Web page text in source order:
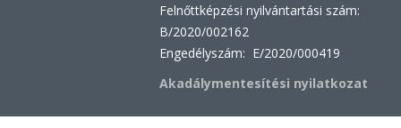
Felnőttképzési nyilvántartási szám:
B/2020/002162
Engedélyszám: E/2020/000419
Akadálymentesítési nyilatkozat